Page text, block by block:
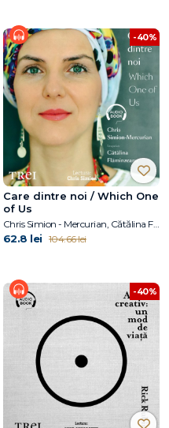
-40%
Care dintre noi / Which One
of Us
Chris Simion - Mercurian, Cătălina Flămînzeanu
62.8 lei 104.66 lei
-40%